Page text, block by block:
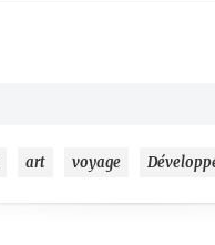
art voyage